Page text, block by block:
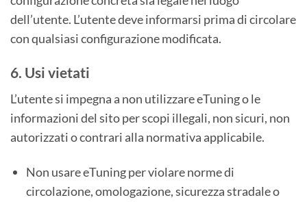
dell’utente. L’utente deve informarsi prima di circolare
con qualsiasi configurazione modificata.
6. Usi vietati
L’utente si impegna a non utilizzare eTuning o le
informazioni del sito per scopi illegali, non sicuri, non
autorizzati o contrari alla normativa applicabile.
Non usare eTuning per violare norme di
circolazione, omologazione, sicurezza stradale o